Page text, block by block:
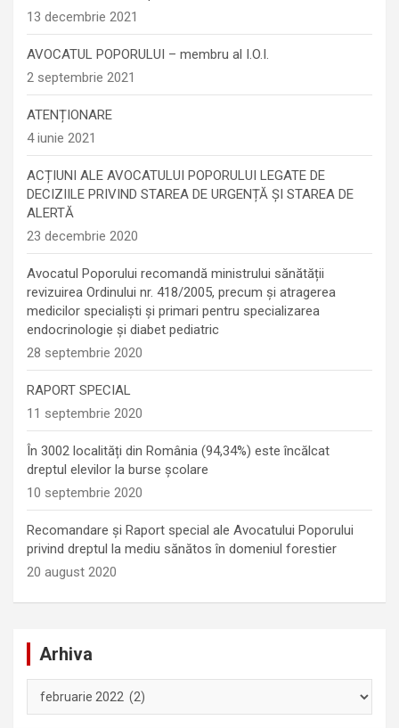
13 decembrie 2021
AVOCATUL POPORULUI – membru al I.O.I.
2 septembrie 2021
ATENȚIONARE
4 iunie 2021
ACȚIUNI ALE AVOCATULUI POPORULUI LEGATE DE
DECIZIILE PRIVIND STAREA DE URGENȚĂ ȘI STAREA DE
ALERTĂ
23 decembrie 2020
Avocatul Poporului recomandă ministrului sănătății
revizuirea Ordinului nr. 418/2005, precum și atragerea
medicilor specialiști și primari pentru specializarea
endocrinologie şi diabet pediatric
28 septembrie 2020
RAPORT SPECIAL
11 septembrie 2020
În 3002 localități din România (94,34%) este încălcat
dreptul elevilor la burse școlare
10 septembrie 2020
Recomandare și Raport special ale Avocatului Poporului
privind dreptul la mediu sănătos în domeniul forestier
20 august 2020
Arhiva